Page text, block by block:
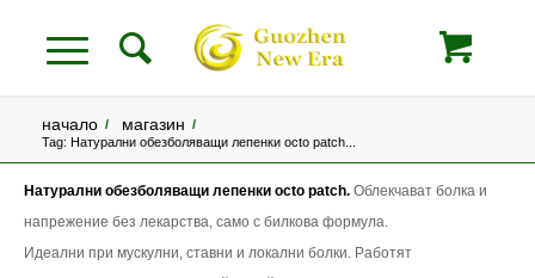
начало / магазин /
Tag: Натурални обезболяващи лепенки octo patch...
Натурални обезболяващи лепенки octo patch. Облекчават болка и
напрежение без лекарства, само с билкова формула.
Идеални при мускулни, ставни и локални болки. Работят